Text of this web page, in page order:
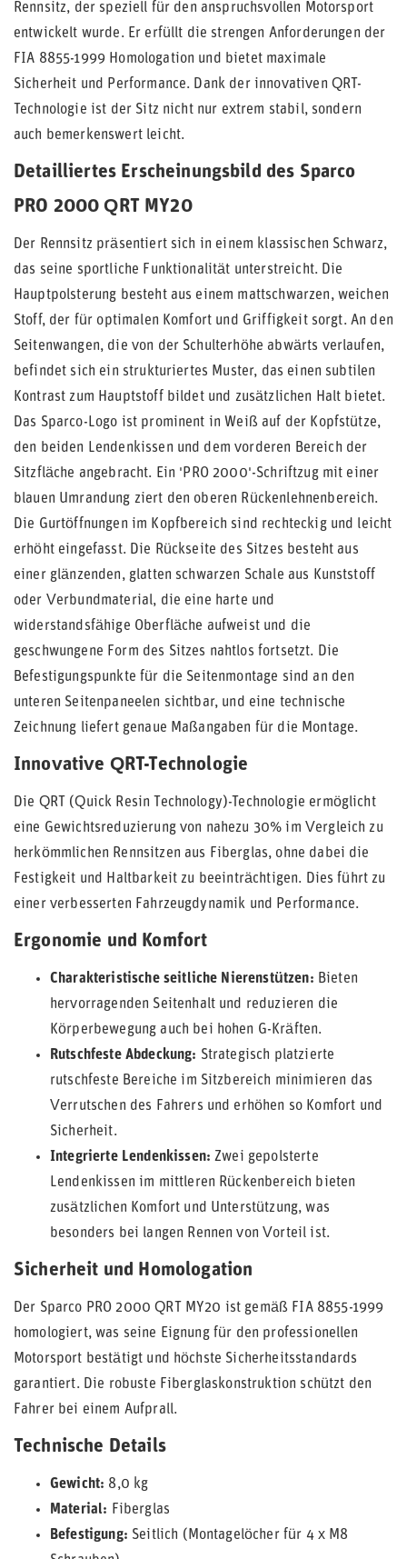
Rennsitz, der speziell für den anspruchsvollen Motorsport
entwickelt wurde. Er erfüllt die strengen Anforderungen der
FIA 8855-1999 Homologation und bietet maximale
Sicherheit und Performance. Dank der innovativen QRT-
Technologie ist der Sitz nicht nur extrem stabil, sondern
auch bemerkenswert leicht.
Detailliertes Erscheinungsbild des Sparco
PRO 2000 QRT MY20
Der Rennsitz präsentiert sich in einem klassischen Schwarz,
das seine sportliche Funktionalität unterstreicht. Die
Hauptpolsterung besteht aus einem mattschwarzen, weichen
Stoff, der für optimalen Komfort und Griffigkeit sorgt. An den
Seitenwangen, die von der Schulterhöhe abwärts verlaufen,
befindet sich ein strukturiertes Muster, das einen subtilen
Kontrast zum Hauptstoff bildet und zusätzlichen Halt bietet.
Das Sparco-Logo ist prominent in Weiß auf der Kopfstütze,
den beiden Lendenkissen und dem vorderen Bereich der
Sitzfläche angebracht. Ein 'PRO 2000'-Schriftzug mit einer
blauen Umrandung ziert den oberen Rückenlehnenbereich.
Die Gurtöffnungen im Kopfbereich sind rechteckig und leicht
erhöht eingefasst. Die Rückseite des Sitzes besteht aus
einer glänzenden, glatten schwarzen Schale aus Kunststoff
oder Verbundmaterial, die eine harte und
widerstandsfähige Oberfläche aufweist und die
geschwungene Form des Sitzes nahtlos fortsetzt. Die
Befestigungspunkte für die Seitenmontage sind an den
unteren Seitenpaneelen sichtbar, und eine technische
Zeichnung liefert genaue Maßangaben für die Montage.
Innovative QRT-Technologie
Die QRT (Quick Resin Technology)-Technologie ermöglicht
eine Gewichtsreduzierung von nahezu 30% im Vergleich zu
herkömmlichen Rennsitzen aus Fiberglas, ohne dabei die
Festigkeit und Haltbarkeit zu beeinträchtigen. Dies führt zu
einer verbesserten Fahrzeugdynamik und Performance.
Ergonomie und Komfort
Charakteristische seitliche Nierenstützen: Bieten
hervorragenden Seitenhalt und reduzieren die
Körperbewegung auch bei hohen G-Kräften.
Rutschfeste Abdeckung: Strategisch platzierte
rutschfeste Bereiche im Sitzbereich minimieren das
Verrutschen des Fahrers und erhöhen so Komfort und
Sicherheit.
Integrierte Lendenkissen: Zwei gepolsterte
Lendenkissen im mittleren Rückenbereich bieten
zusätzlichen Komfort und Unterstützung, was
besonders bei langen Rennen von Vorteil ist.
Sicherheit und Homologation
Der Sparco PRO 2000 QRT MY20 ist gemäß FIA 8855-1999
homologiert, was seine Eignung für den professionellen
Motorsport bestätigt und höchste Sicherheitsstandards
garantiert. Die robuste Fiberglaskonstruktion schützt den
Fahrer bei einem Aufprall.
Technische Details
Gewicht: 8,0 kg
Material: Fiberglas
Befestigung: Seitlich (Montagelöcher für 4 x M8